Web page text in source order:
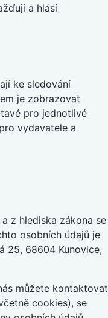
a hlásí
ke sledování
je zobrazovat
pro jednotlivé
vydavatele a
z hlediska zákona se
osobních údajů je
25, 68604 Kunovice,
můžete kontaktovat
cookies), se